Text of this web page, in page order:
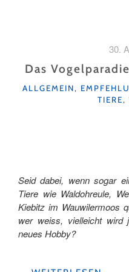
30.
Das
KATEGORIEN
ALLGEMEIN,
TIERE,
Seid dabei, wenn sogar
Tiere wie Waldohreule,
Kiebitz im Wauwilermoos
wer weiss, vielleicht wird
neues Hobby?